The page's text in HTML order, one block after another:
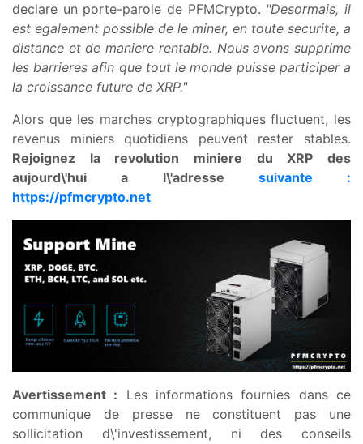
declare un porte-parole de PFMCrypto. "Desormais, il
est egalement possible de le miner, en toute securite, a
distance et de maniere rentable. Nous avons supprime
les barrieres afin que tout le monde puisse participer a
la croissance future de XRP."
Alors que les marches cryptographiques fluctuent, les
revenus miniers quotidiens peuvent rester stables.
Rejoignez la revolution miniere du XRP des
aujourd\'hui a l\'adresse suivante :
https://pfmcrypto.net
Avertissement : Les informations fournies dans ce
communique de presse ne constituent pas une
sollicitation d\'investissement, ni des conseils